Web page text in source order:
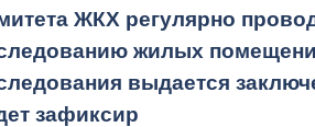
ЖКХ регулярно
жилых
выдается
зафиксир